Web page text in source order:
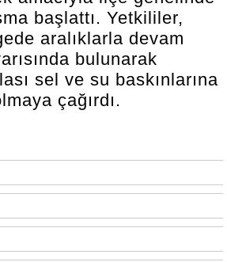
başlattı. Yetkililer,
aralıklarla devam
bulunarak
sel ve su baskınlarına
çağırdı.